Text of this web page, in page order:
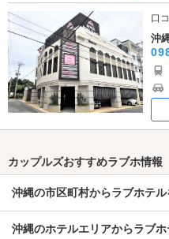
口
沖
カップルズおすすめラブホ情報
沖縄の市区町村からラブホテ
沖縄のホテルエリアからラブ